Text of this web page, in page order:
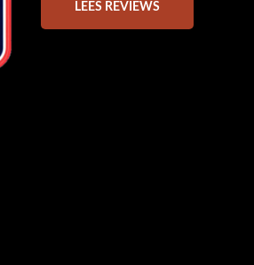
LEES REVIEWS